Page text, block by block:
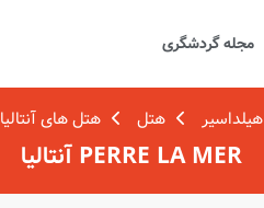
مجله گردشگری
هیلداسیر هتل هتل های آنتالیا
PERRE LA MER آنتالیا